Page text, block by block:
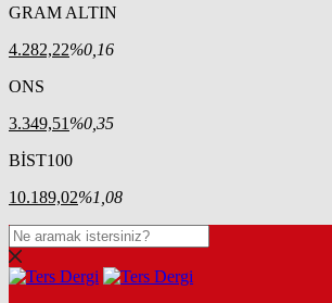
GRAM ALTIN
4.282,22%0,16
ONS
3.349,51 %0,35
BİST100
10.189,02%1,08